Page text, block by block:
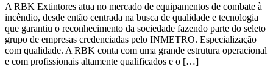
A RBK Extintores atua no mercado de equipamentos de combate à
incêndio, desde então centrada na busca de qualidade e tecnologia
que garantiu o reconhecimento da sociedade fazendo parte do seleto
grupo de empresas credenciadas pelo INMETRO. Especialização
com qualidade. A RBK conta com uma grande estrutura operacional
e com profissionais altamente qualificados e o […]